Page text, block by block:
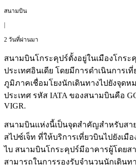
สนามบิน
|
2 วันที่ผ่านมา
สนามบินโกระคุปร์ตั้งอยู่ในเมืองโกระ
ประเทศอินเดีย โดยมีการดำเนินการเ
ภูมิภาคเชื่อมโยงนักเดินทางไปยังจุดห
ประเทศ รหัส IATA ของสนามบินคือ
VIGR.
สนามบินแห่งนี้เป็นจุดสำคัญสำหรับสา
สไปซ์เจ็ท ที่ให้บริการเที่ยวบินไปยังเมื
ไบ สนามบินโกระคุปร์มีอาคารผู้โดยส
สามารถในการรองรับจำนวนนักเดิน